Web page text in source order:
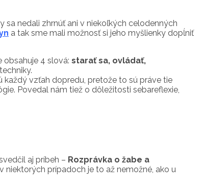
sa nedali zhrnúť ani v niekoľkých celodenných
a tak sme mali možnosť si jeho myšlienky dopĺniť
obsahuje 4 slová: starať sa, ovládať,
každý vzťah dopredu, pretože to sú práve tie
Povedal nám tiež o dôležitosti sebareflexie,
aj príbeh – Rozprávka o žabe a
niektorých prípadoch je to až nemožné, ako u